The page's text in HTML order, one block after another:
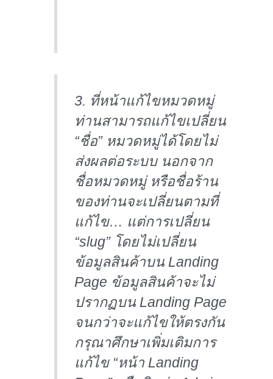
3. ที่หน้าแก้ไขหมวดหมู่
ท่านสามารถแก้ไขเปลี่ยน
“ชื่อ” หมวดหมู่ได้โดยไม่
ส่งผลต่อระบบ นอกจาก
ชื่อหมวดหมู่ หรือชื่อร้าน
ของท่านจะเปลี่ยนตามที่
แก้ไข… แต่การเปลี่ยน
“slug” โดยไม่เปลี่ยน
ข้อมูลสินค้าบน Landing
Page ข้อมูลสินค้าจะไม่
ปรากฏบน Landing Page
จนกว่าจะแก้ไขให้ตรงกัน
กรุณาศึกษาเพิ่มเติมการ
แก้ไข “หน้า Landing